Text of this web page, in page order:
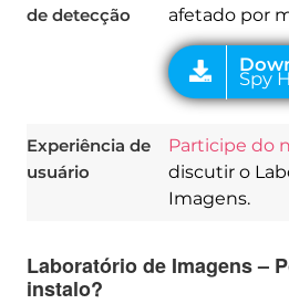
de detecção
afetado por
Experiência de
usuário
Participe do
discutir o
Imagens.
Laboratório de Imagens –
instalo?